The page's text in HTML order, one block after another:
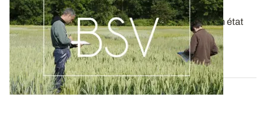
derniers BSV de votre région
Ces bulletins, publiés chaque semaine, dressent un état
des lieux exhaustif des cultures...
19 MAI 2026